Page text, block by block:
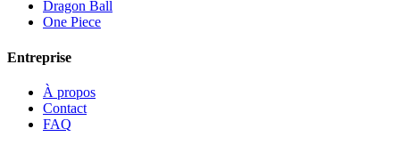
Dragon Ball
One Piece
Entreprise
À propos
Contact
FAQ